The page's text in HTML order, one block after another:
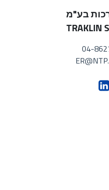
בע"מ
TRAKLIN
04-